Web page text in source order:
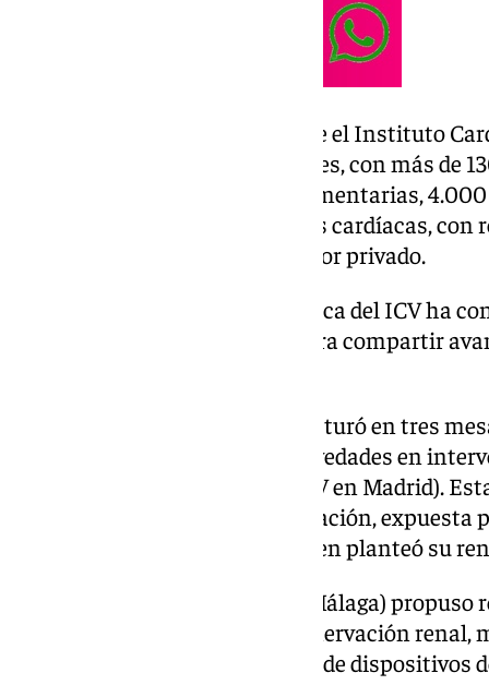
En su intervención, subrayó que el Instituto
año a cerca de 100.000 pacientes, con más de
150.000 exploraciones complementarias,
intervencionistas y 250 cirugías cardíacas,
superan los estándares del sector privado.
La segunda jornada científica del ICV ha
los hospitales del grupo para compartir
El programa científico se estructuró en tres
primera de ellas abordó las ‘Novedades en
Dr. Julián Pérez-Villacastín (ICV en Madrid).
emergentes como la electroporación, expuesta
Castellano (ICV en Madrid), quien planteó su
El Dr. Antonio Muñoz (ICV en Málaga)
hipertensión arterial con la denervación renal,
Baz (ICV en Vigo) analizó el uso de dispositivos